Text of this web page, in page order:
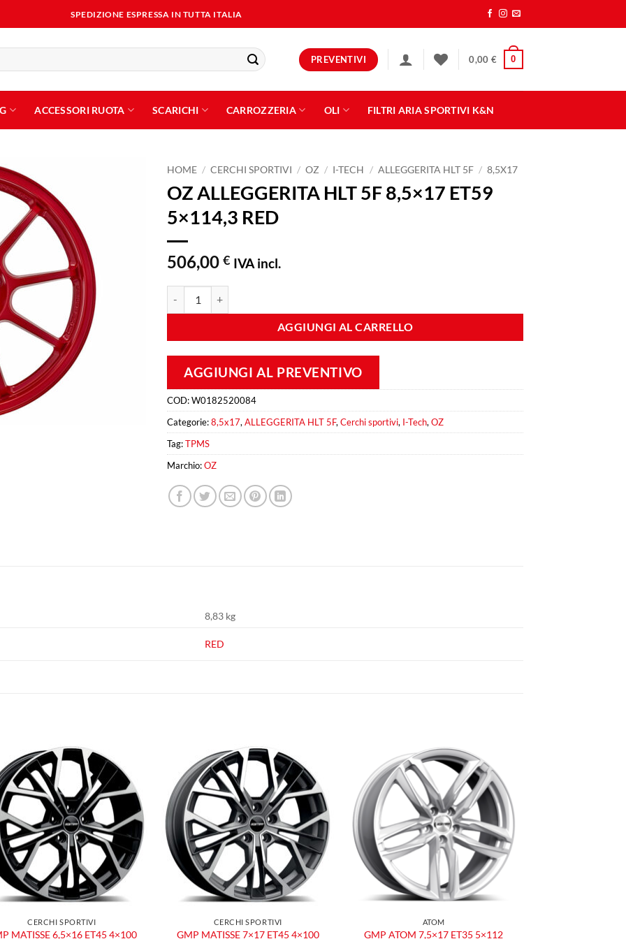
SPEDIZIONE ESPRESSA IN TUTTA ITALIA
PREVENTIVI 0,00 € 0
ACCESSORI RUOTA SCARICHI CARROZZERIA OLI FILTRI ARIA SPORTIVI K&N
HOME / CERCHI SPORTIVI / OZ / I-TECH / ALLEGGERITA HLT 5F / 8,5X17
OZ ALLEGGERITA HLT 5F 8,5×17 ET59
5×114,3 RED
506,00 € IVA incl.
AGGIUNGI AL CARRELLO
AGGIUNGI AL PREVENTIVO
COD:W0182520084
Categorie:8,5x17, ALLEGGERITA HLT 5F, Cerchi sportivi, I-Tech, OZ
Tag:TPMS
Marchio:OZ
8,83 kg
RED
Aggiungi
alla lista
dei
desideri
CERCHI SPORTIVI
MATISSE 6,5×16 ET45 4×100
Aggiungi
alla lista
dei
desideri
CERCHI SPORTIVI
GMP MATISSE 7×17 ET45 4×100
Aggiungi
alla lista
dei
desideri
ATOM
GMP ATOM 7,5×17 ET35 5×112